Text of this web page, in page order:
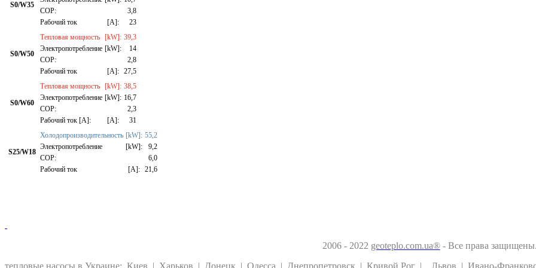
S0/W35
СОР:
3,8
Рабочий ток
[A]: 23
S0/W50
Тепловая мощность [kW]: 39,3
Электропотребление [kW]:
14
СОР:
2,8
Рабочий ток
[A]: 27,5
S0/W60
Тепловая мощность [kW]: 38,5
Электропотребление [kW]: 16,7
СОР:
2,3
Рабочий ток [A]:
[A]: 31
S25/W18
Холодопроизводительность [kW]: 55,2
Электропотребление
[kW]:
9,2
СОР:
6,0
Рабочий ток
[A]: 21,6
2006 - 2022 geoteplo.com.ua®- Все права защищены.